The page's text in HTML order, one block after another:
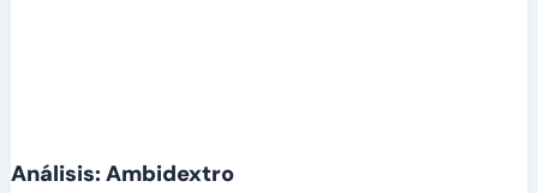
Análisis: Ambidextro